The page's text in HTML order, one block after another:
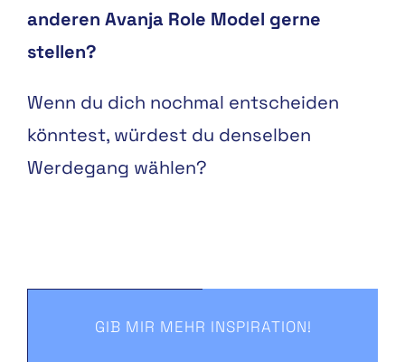
anderen Avanja Role Model gerne
stellen?
Wenn du dich nochmal entscheiden
könntest, würdest du denselben
Werdegang wählen?
GIB MIR MEHR INSPIRATION!